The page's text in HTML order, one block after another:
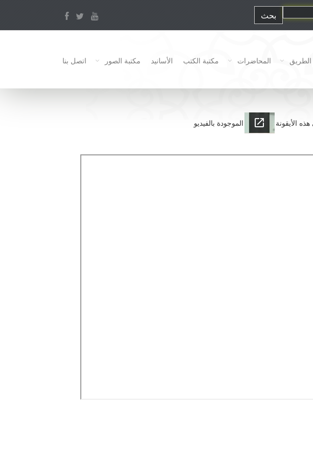
الطريق المحاضرات مكتبة الكتب الأسانيد مكتبة الصور اتصل بنا
الأيقونة الموجودة بالفيديو